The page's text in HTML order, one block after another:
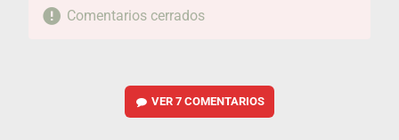
Comentarios cerrados
VER7 COMENTARIOS